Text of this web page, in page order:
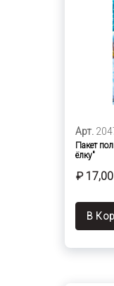
Арт.
Пакет
ёлку"
₽ 17,00
В